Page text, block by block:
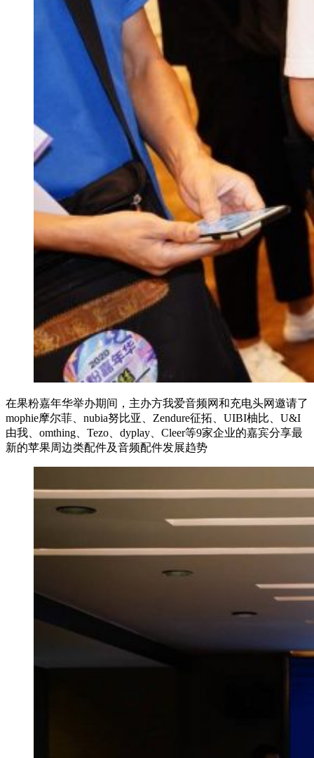
在果粉嘉年华举办期间，主办方我爱音频网和充电头网邀请了
mophie摩尔菲、nubia努比亚、Zendure征拓、UIBI柚比、U&I
由我、omthing、Tezo、dyplay、Cleer等9家企业的嘉宾分享最
新的苹果周边类配件及音频配件发展趋势